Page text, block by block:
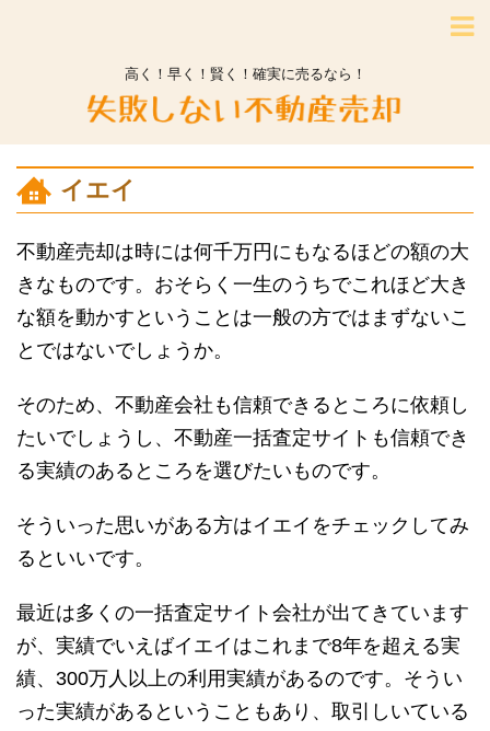
高く！早く！賢く！確実に売るなら！
イエイ
不動産売却は時には何千万円にもなるほどの額の大
きなものです。おそらく一生のうちでこれほど大き
な額を動かすということは一般の方ではまずないこ
とではないでしょうか。
そのため、不動産会社も信頼できるところに依頼し
たいでしょうし、不動産一括査定サイトも信頼でき
る実績のあるところを選びたいものです。
そういった思いがある方はイエイをチェックしてみ
るといいです。
最近は多くの一括査定サイト会社が出てきています
が、実績でいえばイエイはこれまで8年を超える実
績、300万人以上の利用実績があるのです。そうい
った実績があるということもあり、取引しいている